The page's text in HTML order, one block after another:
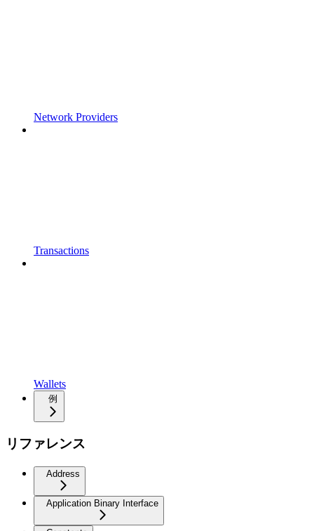
Network Providers
Transactions
Wallets
例
リファレンス
Address
Application Binary Interface